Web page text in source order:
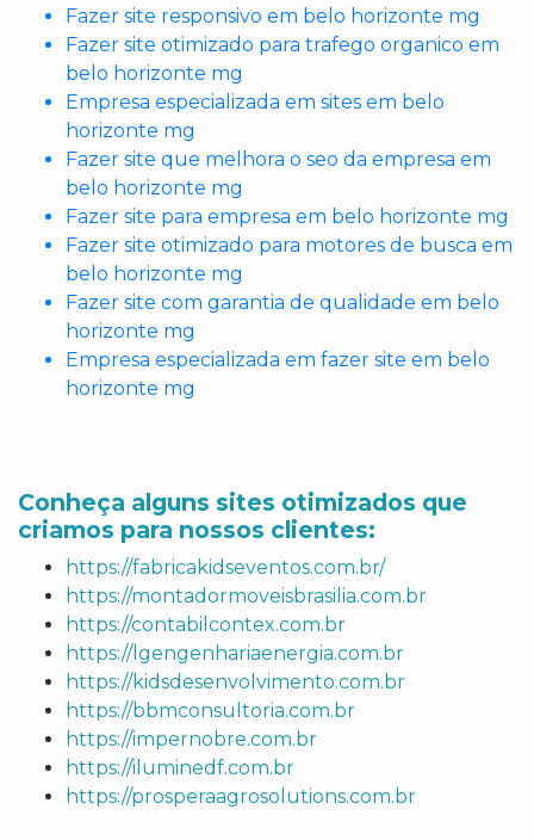
Fazer site responsivo em belo horizonte mg
Fazer site otimizado para trafego organico em
belo horizonte mg
Empresa especializada em sites em belo
horizonte mg
Fazer site que melhora o seo da empresa em
belo horizonte mg
Fazer site para empresa em belo horizonte mg
Fazer site otimizado para motores de busca em
belo horizonte mg
Fazer site com garantia de qualidade em belo
horizonte mg
Empresa especializada em fazer site em belo
horizonte mg
Conheça alguns sites otimizados que
criamos para nossos clientes:
https://fabricakidseventos.com.br/
https://montadormoveisbrasilia.com.br
https://contabilcontex.com.br
https://lgengenhariaenergia.com.br
https://kidsdesenvolvimento.com.br
https://bbmconsultoria.com.br
https://impernobre.com.br
https://iluminedf.com.br
https://prosperaagrosolutions.com.br